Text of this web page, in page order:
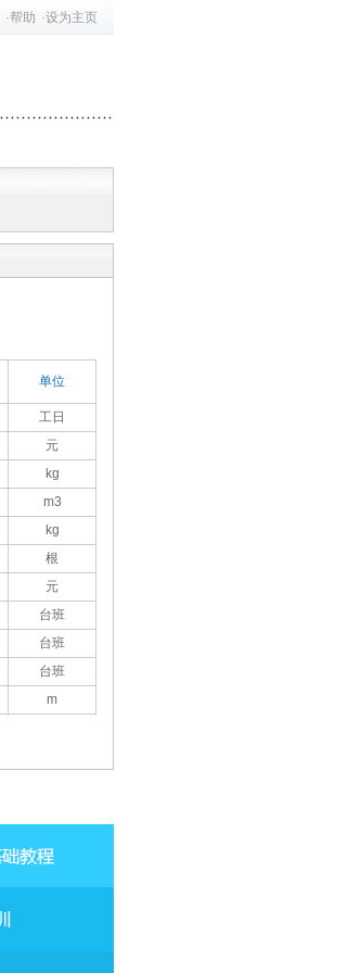
·帮助 ·设为主页
单位
工日
元
kg
m3
kg
根
元
台班
台班
台班
m